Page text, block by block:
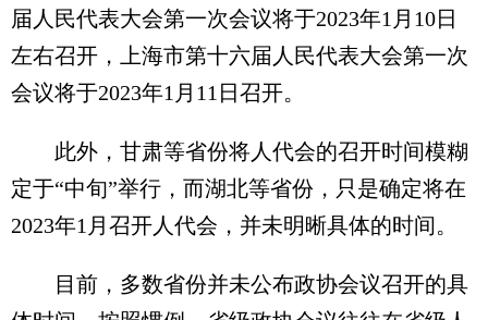
届人民代表大会第一次会议将于2023年1月10日
左右召开，上海市第十六届人民代表大会第一次
会议将于2023年1月11日召开。
此外，甘肃等省份将人代会的召开时间模糊
定于“中旬”举行，而湖北等省份，只是确定将在
2023年1月召开人代会，并未明晰具体的时间。
目前，多数省份并未公布政协会议召开的具